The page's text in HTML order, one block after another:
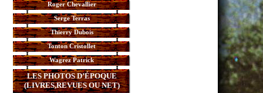
Roger Chevallier
Serge Terras
Thierry Dubois
Tonton Cristollet
Wagrez Patrick
LES PHOTOS D’ÉPOQUE
(LIVRES,REVUES OU NET)